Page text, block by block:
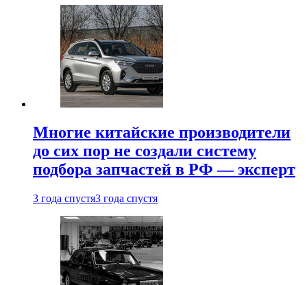
Многие китайские производители
до сих пор не создали систему
подбора запчастей в РФ — эксперт
3 года спустя3 года спустя